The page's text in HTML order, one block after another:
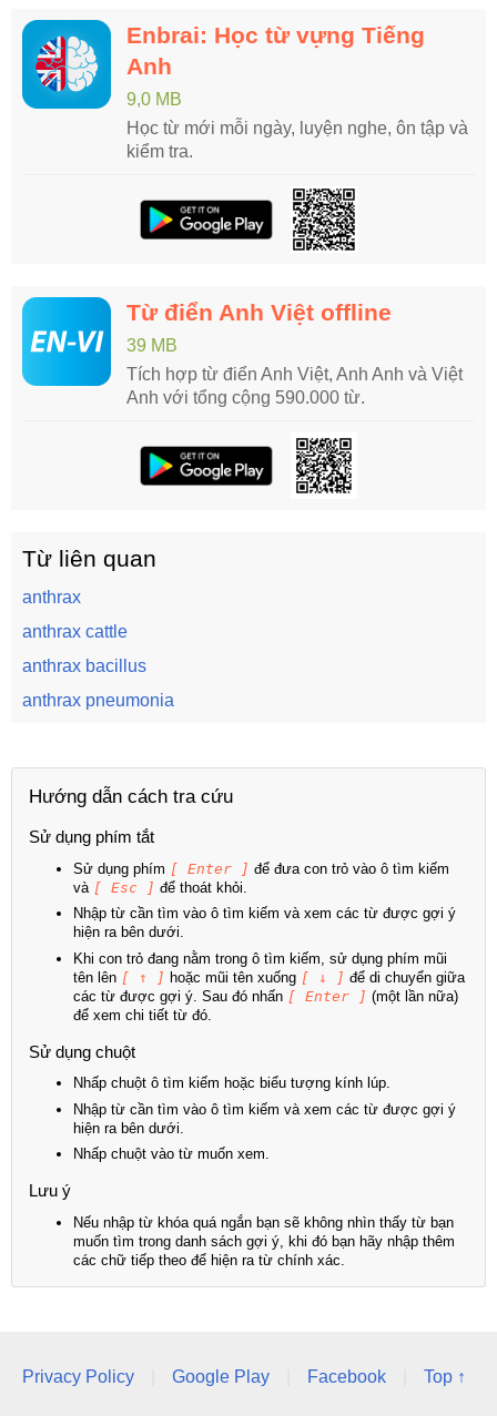
Enbrai: Học từ vựng Tiếng
Anh
9,0 MB
Học từ mới mỗi ngày, luyện nghe, ôn tập và
kiểm tra.
Từ điển Anh Việt offline
39 MB
Tích hợp từ điển Anh Việt, Anh Anh và Việt
Anh với tổng cộng 590.000 từ.
Từ liên quan
anthrax
anthrax cattle
anthrax bacillus
anthrax pneumonia
Hướng dẫn cách tra cứu
Sử dụng phím tắt
Sử dụng phím [ Enter ] để đưa con trỏ vào ô tìm kiếm
và [ Esc ] để thoát khỏi.
Nhập từ cần tìm vào ô tìm kiếm và xem các từ được gợi ý
hiện ra bên dưới.
Khi con trỏ đang nằm trong ô tìm kiếm, sử dụng phím mũi
tên lên [ ↑ ] hoặc mũi tên xuống [ ↓ ] để di chuyển giữa
các từ được gợi ý. Sau đó nhấn [ Enter ] (một lần nữa)
để xem chi tiết từ đó.
Sử dụng chuột
Nhấp chuột ô tìm kiếm hoặc biểu tượng kính lúp.
Nhập từ cần tìm vào ô tìm kiếm và xem các từ được gợi ý
hiện ra bên dưới.
Nhấp chuột vào từ muốn xem.
Lưu ý
Nếu nhập từ khóa quá ngắn bạn sẽ không nhìn thấy từ bạn
muốn tìm trong danh sách gợi ý, khi đó bạn hãy nhập thêm
các chữ tiếp theo để hiện ra từ chính xác.
Privacy Policy Google Play Facebook Top ↑